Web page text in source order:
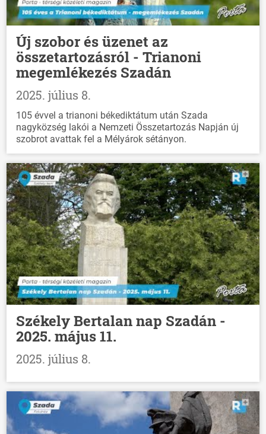
HÍREK
VÁLASZTÁSOK
Új szobor és üzenet az
összetartozásról - Trianoni
megemlékezés Szadán
2025. július 8.
105 évvel a trianoni békediktátum után Szada
nagyközség lakói a Nemzeti Összetartozás Napján új
szobrot avattak fel a Mélyárok sétányon.
Székely Bertalan nap Szadán -
2025. május 11.
2025. július 8.